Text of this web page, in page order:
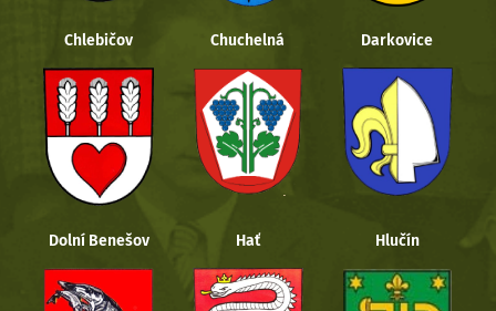
Chlebičov Chuchelná Darkovice
Dolní Benešov Hať Hlučín